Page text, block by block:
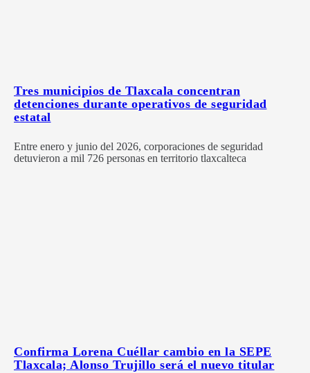
Tres municipios de Tlaxcala concentran
detenciones durante operativos de seguridad
estatal
Entre enero y junio del 2026, corporaciones de seguridad
detuvieron a mil 726 personas en territorio tlaxcalteca
Confirma Lorena Cuéllar cambio en la SEPE
Tlaxcala; Alonso Trujillo será el nuevo titular